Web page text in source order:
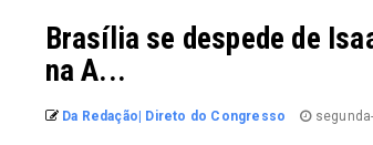
Brasília se despede de
na A...
Da Redação| Direto do Congresso